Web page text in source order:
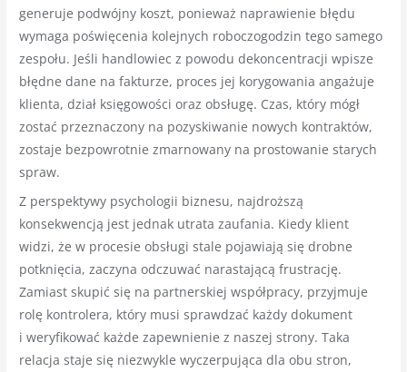
generuje podwójny koszt, ponieważ naprawienie błędu
wymaga poświęcenia kolejnych roboczogodzin tego samego
zespołu. Jeśli handlowiec z powodu dekoncentracji wpisze
błędne dane na fakturze, proces jej korygowania angażuje
klienta, dział księgowości oraz obsługę. Czas, który mógł
zostać przeznaczony na pozyskiwanie nowych kontraktów,
zostaje bezpowrotnie zmarnowany na prostowanie starych
spraw.
Z perspektywy psychologii biznesu, najdroższą
konsekwencją jest jednak utrata zaufania. Kiedy klient
widzi, że w procesie obsługi stale pojawiają się drobne
potknięcia, zaczyna odczuwać narastającą frustrację.
Zamiast skupić się na partnerskiej współpracy, przyjmuje
rolę kontrolera, który musi sprawdzać każdy dokument
i weryfikować każde zapewnienie z naszej strony. Taka
relacja staje się niezwykle wyczerpująca dla obu stron,